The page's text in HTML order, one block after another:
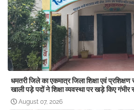
धमतरी जिले का एकमात्र जिला शिक्षा एवं प्रशिक्षण
खाली पड़े पदों ने शिक्षा व्यवस्था पर खड़े किए गंभीर
August 07, 2026